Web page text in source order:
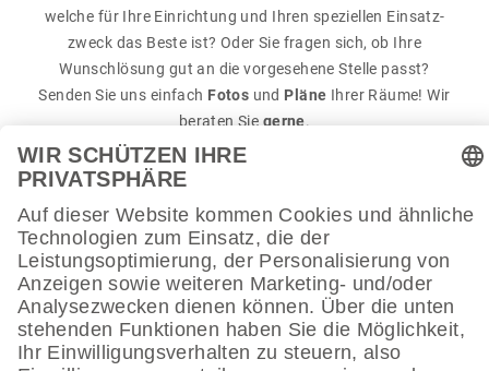
welche für Ihre Einrich­tung und Ihren spezi­ellen Einsatz­
zweck das Beste ist? Oder Sie fragen sich, ob Ihre
Wunschlö­sung gut an die vorge­se­hene Stelle passt?
Senden Sie uns einfach Fotos und Pläne Ihrer Räume! Wir
beraten Sie gerne.
ZUM KONTAKT­FOR­MULAR
Was die Bera­tung durch unsereRaumfachleutefür Sie
leisten kann, lesen Sie hier.
ZUR KAME­LEON-BERA­TUNG